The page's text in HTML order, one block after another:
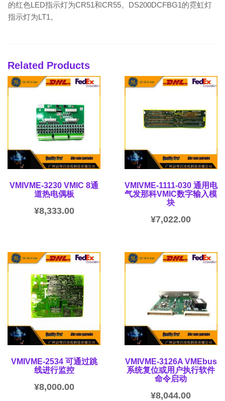
的红色LED指示灯为CR51和CR55。DS200DCFBG1的霓虹灯
指示灯为LT1。
Related Products
VMIVME-3230 VMIC 8通
道热电偶板
¥8,333.00
VMIVME-1111-030 通用电
气发那科VMIC数字输入模
块
¥7,022.00
VMIVME-2534 可通过跳
线进行监控
¥8,000.00
VMIVME-3126A VMEbus
系统复位或用户执行软件
命令启动
¥8,044.00